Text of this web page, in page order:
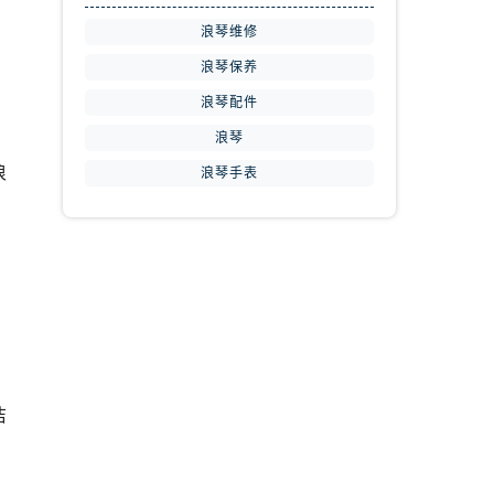
浪琴维修
浪琴保养
浪琴配件
浪琴
浪琴手表